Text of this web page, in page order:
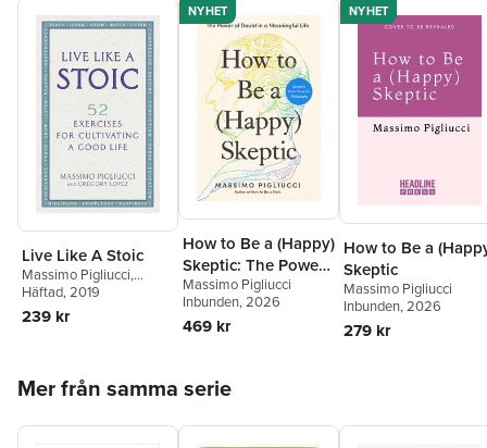
Live Like A Stoic
Massimo Pigliucci,
Gregory Lopez
Häftad, 2019
239 kr
NYHET
How to Be a (Happy)
Skeptic: The Power
of Doubt in a
Meaningful Life--
Lessons from
Massimo Pigliucci
Inbunden, 2026
469 kr
NYHET
How to Be a
Skeptic
Massimo Pigliucci
Inbunden, 2026
279 kr
Mer från samma serie